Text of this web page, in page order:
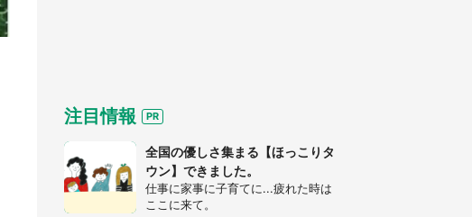
注目情報
全国の優しさ集まる【ほっこりタ
ウン】できました。
仕事に家事に子育てに...疲れた時は
ここに来て。